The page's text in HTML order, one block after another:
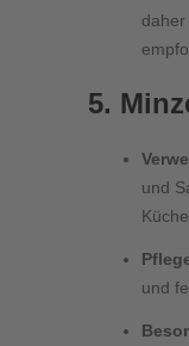
5.
und
Küche
und